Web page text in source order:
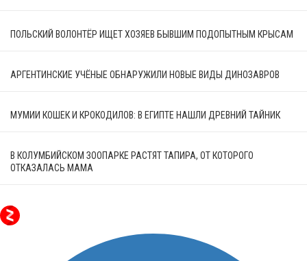
ПОЛЬСКИЙ ВОЛОНТЁР ИЩЕТ ХОЗЯЕВ БЫВШИМ ПОДОПЫТНЫМ КРЫСАМ
АРГЕНТИНСКИЕ УЧЁНЫЕ ОБНАРУЖИЛИ НОВЫЕ ВИДЫ ДИНОЗАВРОВ
МУМИИ КОШЕК И КРОКОДИЛОВ: В ЕГИПТЕ НАШЛИ ДРЕВНИЙ ТАЙНИК
В КОЛУМБИЙСКОМ ЗООПАРКЕ РАСТЯТ ТАПИРА, ОТ КОТОРОГО
ОТКАЗАЛАСЬ МАМА